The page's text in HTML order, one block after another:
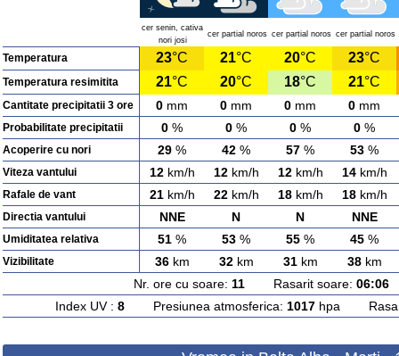
cer senin, cativa
nori josi
cer partial noros cer partial noros cer partial noros
Temperatura 23°C 21°C 20°C 23°C
Temperatura resimitita 21°C 20°C 18°C 21°C
Cantitate precipitatii 3 ore 0 mm 0 mm 0 mm 0 mm
Probabilitate precipitatii 0 % 0 % 0 % 0 %
Acoperire cu nori 29 % 42 % 57 % 53 %
Viteza vantului 12km/h 12km/h 12km/h 14km/h
Rafale de vant 21km/h 22km/h 18km/h 18km/h
Directia vantului NNE N N NNE
Umiditatea relativa 51 % 53 % 55 % 45 %
Vizibilitate 36km 32km 31km 38km
Nr. ore cu soare: 11 Rasarit soare: 06:06
Index UV : 8Presiunea atmosferica: 1017hpa